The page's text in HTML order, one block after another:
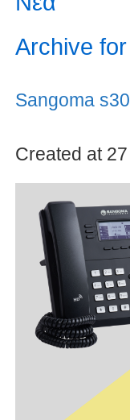
Archive
Sangoma
Created at